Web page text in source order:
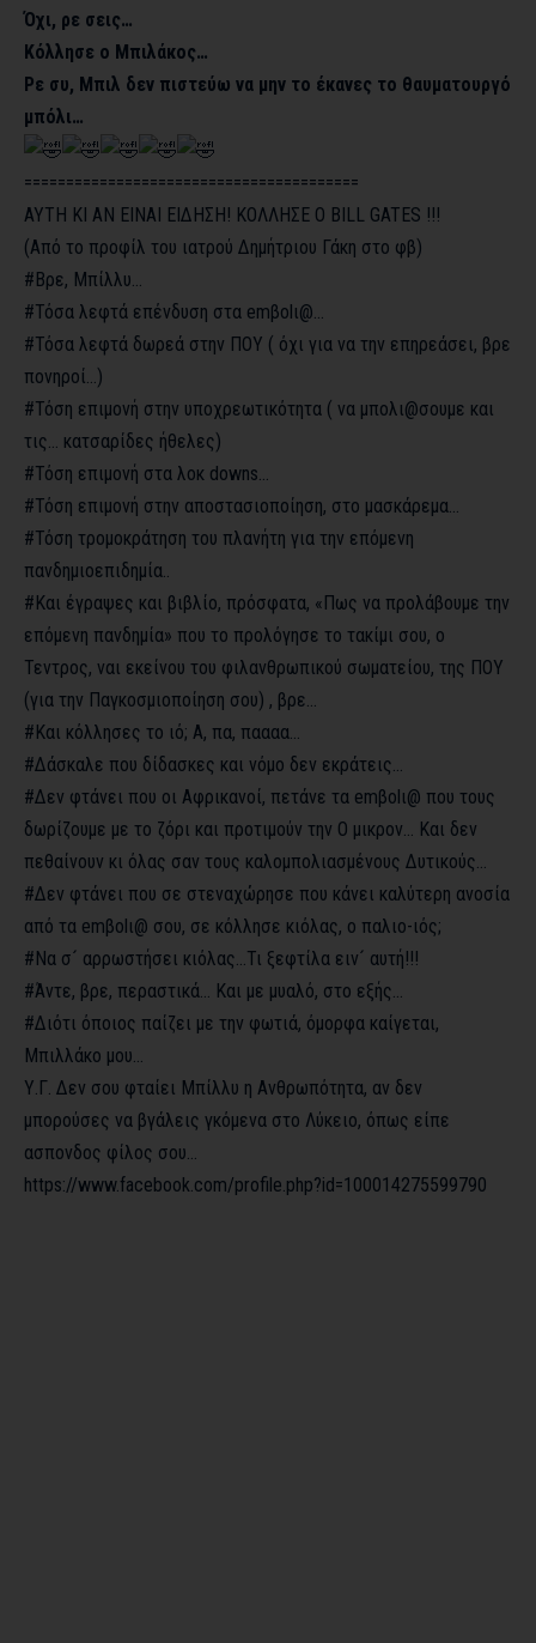
Όχι, ρε σεις…
Κόλλησε ο Μπιλάκος…
Ρε συ, Μπιλ δεν πιστεύω να μην το έκανες το θαυματουργό
μπόλι…
========================================
ΑΥΤΗ ΚΙ ΑΝ ΕΙΝΑΙ ΕΙΔΗΣΗ! ΚΟΛΛΗΣΕ Ο ΒILL GATES !!!
(Από το προφίλ του ιατρού Δημήτριου Γάκη στο φβ)
#Βρε, Μπίλλυ…
#Τόσα λεφτά επένδυση στα emβοlι@…
#Τόσα λεφτά δωρεά στην ΠΟΥ ( όχι για να την επηρεάσει, βρε
πονηροί…)
#Τόση επιμονή στην υποχρεωτικότητα ( να μπολι@σουμε και
τις… κατσαρίδες ήθελες)
#Τόση επιμονή στα λοκ downs…
#Τόση επιμονή στην αποστασιοποίηση, στο μασκάρεμα…
#Τόση τρομοκράτηση του πλανήτη για την επόμενη
πανδημιοεπιδημία..
#Και έγραψες και βιβλίο, πρόσφατα, «Πως να προλάβουμε την
επόμενη πανδημία» που το προλόγησε το τακίμι σου, ο
Τεντρος, ναι εκείνου του φιλανθρωπικού σωματείου, της ΠΟΥ
(για την Παγκοσμιοποίηση σου) , βρε…
#Και κόλλησες το ιό; Α, πα, παααα…
#Δάσκαλε που δίδασκες και νόμο δεν εκράτεις…
#Δεν φτάνει που οι Αφρικανοί, πετάνε τα emβοlι@ που τους
δωρίζουμε με το ζόρι και προτιμούν την Ο μικρον… Και δεν
πεθαίνουν κι όλας σαν τους καλομπολιασμένους Δυτικούς…
#Δεν φτάνει που σε στεναχώρησε που κάνει καλύτερη ανοσία
από τα emβοlι@ σου, σε κόλλησε κιόλας, ο παλιο-ιός;
#Να σ´ αρρωστήσει κιόλας…Τι ξεφτίλα ειν´ αυτή!!!
#Άντε, βρε, περαστικά… Και με μυαλό, στο εξής…
#Διότι όποιος παίζει με την φωτιά, όμορφα καίγεται,
Μπιλλάκο μου…
Υ.Γ. Δεν σου φταίει Μπίλλυ η Ανθρωπότητα, αν δεν
μπορούσες να βγάλεις γκόμενα στο Λύκειο, όπως είπε
ασπονδος φίλος σου…
https://www.facebook.com/profile.php?id=100014275599790